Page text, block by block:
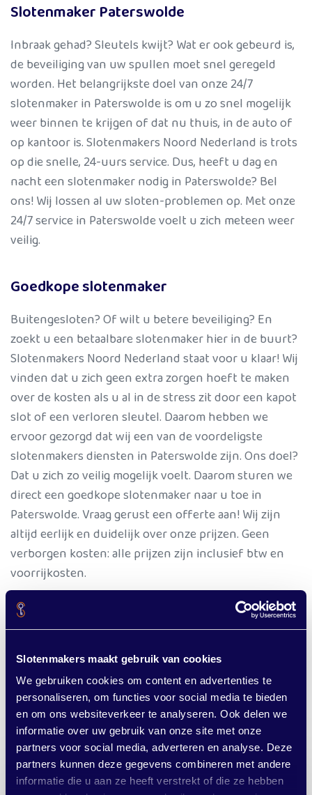
Slotenmakers maakt gebruik van cookies
We gebruiken cookies om content en advertenties te
personaliseren, om functies voor social media te bieden
en om ons websiteverkeer te analyseren. Ook delen we
informatie over uw gebruik van onze site met onze
partners voor social media, adverteren en analyse. Deze
partners kunnen deze gegevens combineren met andere
informatie die u aan ze heeft verstrekt of die ze hebben
Slotenmaker Paterswolde
Inbraak gehad? Sleutels kwijt? Wat er ook gebeurd is,
de beveiliging van uw spullen moet snel geregeld
worden. Het belangrijkste doel van onze 24/7
slotenmaker in Paterswolde is om u zo snel mogelijk
weer binnen te krijgen of dat nu thuis, in de auto of
op kantoor is. Slotenmakers Noord Nederland is trots
op die snelle, 24-uurs service. Dus, heeft u dag en
nacht een slotenmaker nodig in Paterswolde? Bel
ons! Wij lossen al uw sloten-problemen op. Met onze
24/7 service in Paterswolde voelt u zich meteen weer
veilig.
Goedkope slotenmaker
Buitengesloten? Of wilt u betere beveiliging? En
zoekt u een betaalbare slotenmaker hier in de buurt?
Slotenmakers Noord Nederland staat voor u klaar! Wij
vinden dat u zich geen extra zorgen hoeft te maken
over de kosten als u al in de stress zit door een kapot
slot of een verloren sleutel. Daarom hebben we
ervoor gezorgd dat wij een van de voordeligste
slotenmakers diensten in Paterswolde zijn. Ons doel?
Dat u zich zo veilig mogelijk voelt. Daarom sturen we
direct een goedkope slotenmaker naar u toe in
Paterswolde. Vraag gerust een offerte aan! Wij zijn
altijd eerlijk en duidelijk over onze prijzen. Geen
verborgen kosten: alle prijzen zijn inclusief btw en
voorrijkosten.
Overal in de gemeente Tynaarlo
Wist u dat we niet alleen in Paterswolde werken?
Onze slotenmakers zijn actief in de helegemee nte
Tynaarlo. Of u nu in Zuidlaren, Eelderwolde,
Donderen, Taarlo of Zeegse woont.